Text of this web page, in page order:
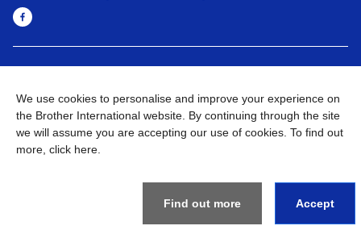
အချက်အလက်မူဝါဒ အသုံးပြုမူဝါဒ
သုံးစွဲရန် ဝက်ဆိုဒ်အညွှန်း
Brother Global ဝက်ဆိုဒ်သို့သွားရန်
We use cookies to personalise and improve your experience on
the Brother International website. By continuing through the site
we will assume you are accepting our use of cookies. To find out
more, click here
Find out more Accept